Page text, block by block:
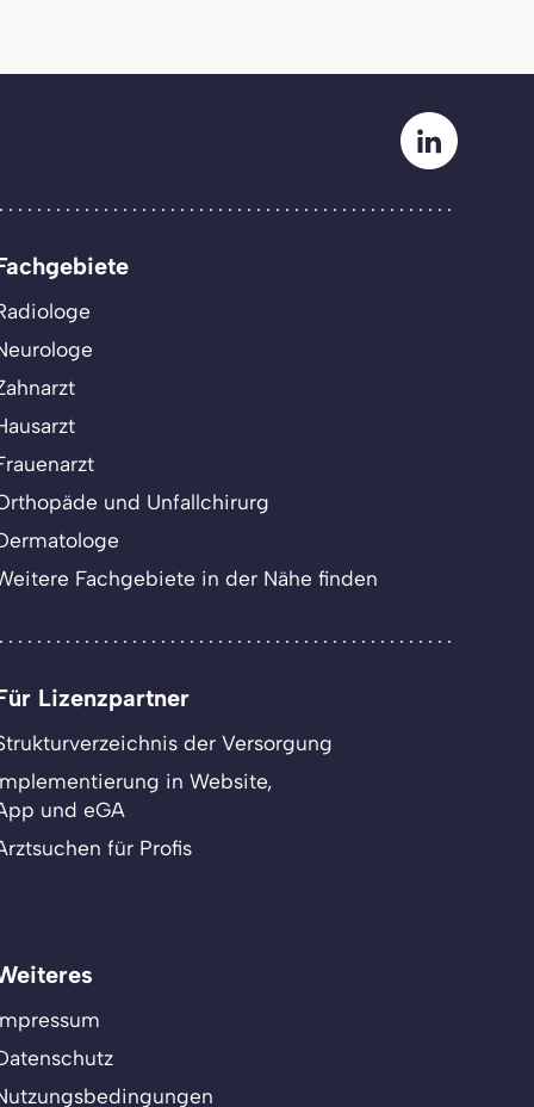
und Unfallchirurg
Fachgebiete in der Nähe finden
Lizenzpartner
der Versorgung
in Website,
und eGA
für Profis